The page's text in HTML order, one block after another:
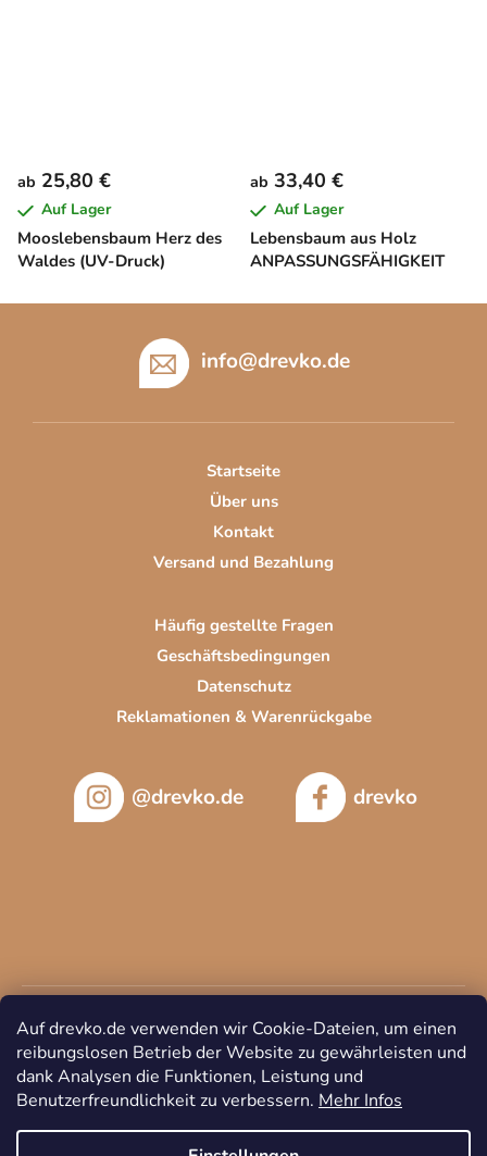
Auf drevko.de verwenden wir Cookie-Dateien, um einen
reibungslosen Betrieb der Website zu gewährleisten und
dank Analysen die Funktionen, Leistung und
Benutzerfreundlichkeit zu verbessern. Mehr Infos
Mooslebensbaum Herz des
Waldes (UV-Druck)
ab 25,80 €
Auf Lager
Lebensbaum aus Holz
ANPASSUNGSFÄHIGKEIT
ab 33,40 €
Auf Lager
info@drevko.de
Startseite
Über uns
Kontakt
Versand und Bezahlung
Häufig gestellte Fragen
Geschäftsbedingungen
Datenschutz
Reklamationen & Warenrückgabe
@drevko.de drevko
Copyright 2026DREVKO. Alle Rechte vorbehalten.